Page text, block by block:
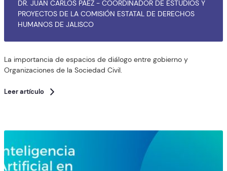
DR. JUAN CARLOS PÁEZ - COORDINADOR DE ESTUDIOS Y
PROYECTOS DE LA COMISIÓN ESTATAL DE DERECHOS
HUMANOS DE JALISCO
La importancia de espacios de diálogo entre gobierno y
Organizaciones de la Sociedad Civil.
Leer artículo